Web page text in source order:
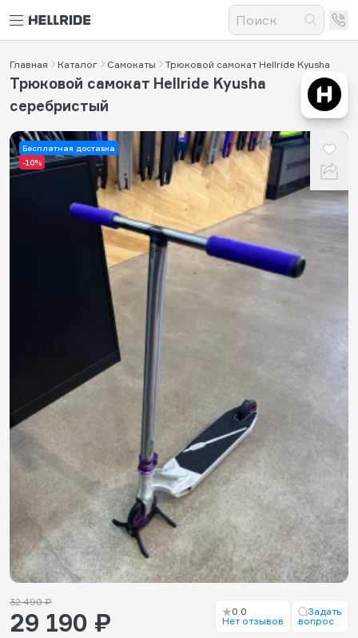
Главная Каталог Самокаты Трюковой самокат Hellride Kyusha
Бесплатная доставка
-10%
Трюковой самокат Hellride Kyusha
серебристый
32 490 ₽
29 190 ₽
0.0
Нет отзывов
Задать
вопрос